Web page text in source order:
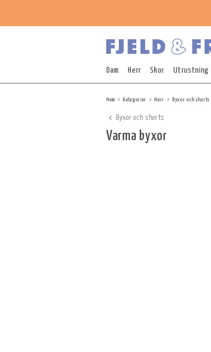
Dam Herr Skor Utrustning
Hem Kategorier Herr Byxor och shorts
Byxor och shorts
Varma byxor